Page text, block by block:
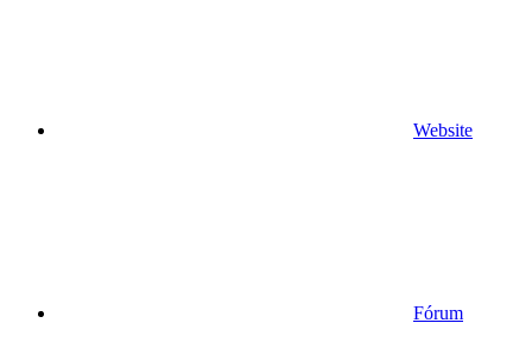
Website
Fórum